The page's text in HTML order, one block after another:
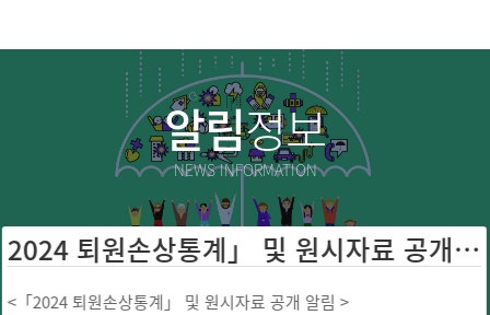
알림정보
NEWS INFORMATION
2024 퇴원손상통계」 및 원시자료 공개 ...
<「2024 퇴원손상통계」 및 원시자료 공개 알림 >